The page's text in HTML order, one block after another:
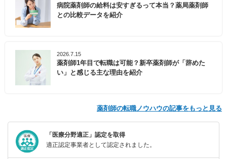
病院薬剤師の給料は安すぎるって本当？薬局薬剤師
との比較データを紹介
2026.7.15
薬剤師1年目で転職は可能？新卒薬剤師が「辞めた
い」と感じる主な理由を紹介
薬剤師の転職ノウハウの記事をもっと見る
「医療分野適正」認定を取得
適正認定事業者として認定されました。